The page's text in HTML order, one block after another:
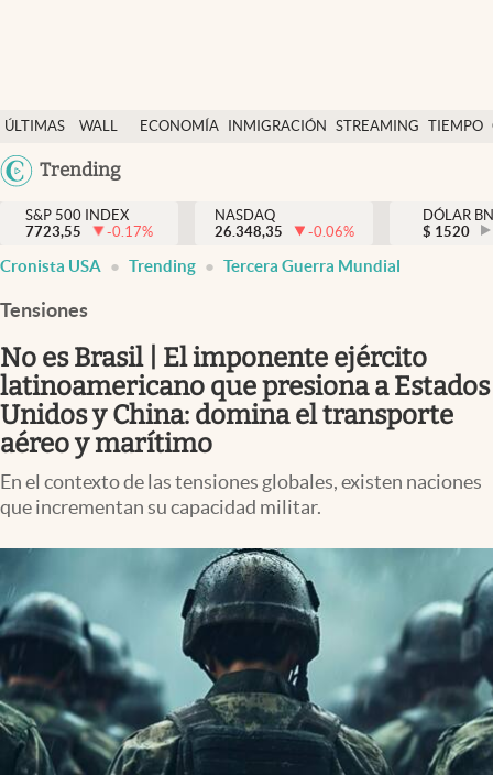
ÚLTIMAS
NOTICIAS
WALL
DÓLAR
ECONOMÍA INMIGRACIÓN STREAMING TIEMPO
México
Trending
Finanzas y economía
Wall Street y dólar
Inmigración
Espiritual
Streaming
PC y mobile
Lifestyle
S&P 500 INDEX
7723,55
-0.17%
NASDAQ
26.348,35
-0.06%
DÓLAR
$ 1520
Cronista USA Trending Tercera Guerra Mundial
Tensiones
No es Brasil | El imponente ejército
latinoamericano que presiona a Estados
Unidos y China: domina el transporte
aéreo y marítimo
En el contexto de las tensiones globales, existen naciones
que incrementan su capacidad militar.